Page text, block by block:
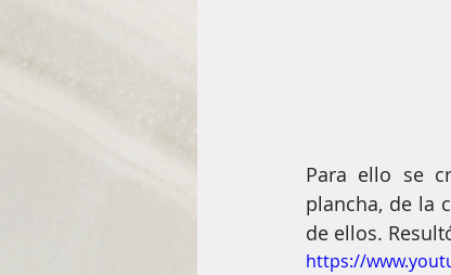
Para ello se
plancha, de la
de ellos.
https://